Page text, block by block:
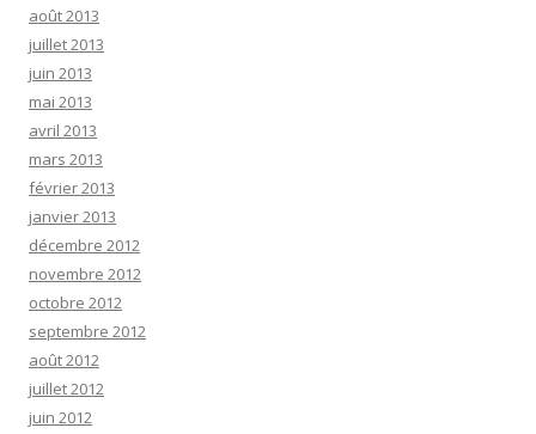
août 2013
juillet 2013
juin 2013
mai 2013
avril 2013
mars 2013
février 2013
janvier 2013
décembre 2012
novembre 2012
octobre 2012
septembre 2012
août 2012
juillet 2012
juin 2012